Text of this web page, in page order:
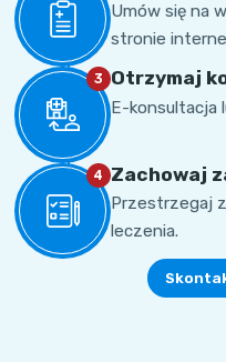
Umów się na
stronie
3 Otrzymaj
E-konsultacja
4 Zachowaj
Przestrzegaj
leczenia.